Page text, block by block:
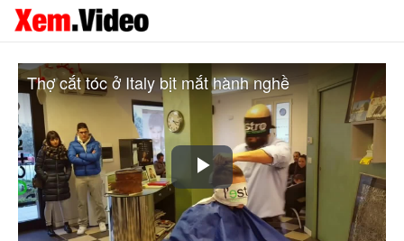
Play
Video
Thợ cắt tóc ở Italy bịt mắt hành nghề